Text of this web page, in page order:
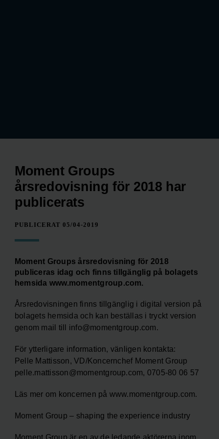
Moment Groups
årsredovisning för 2018 har
publicerats
PUBLICERAT 05/04-2019
Moment Groups årsredovisning för 2018
publiceras idag och finns tillgänglig på bolagets
hemsida www.momentgroup.com.
Årsredovisningen finns tillgänglig i digital version på
bolagets hemsida och kan beställas i tryckt version
genom mail till info@momentgroup.com.
För ytterligare information, vänligen kontakta:
Pelle Mattisson, VD/Koncernchef Moment Group
pelle.mattisson@momentgroup.com, 0705-80 06 57
Läs mer om koncernen på www.momentgroup.com.
Moment Group – shaping the experience industry